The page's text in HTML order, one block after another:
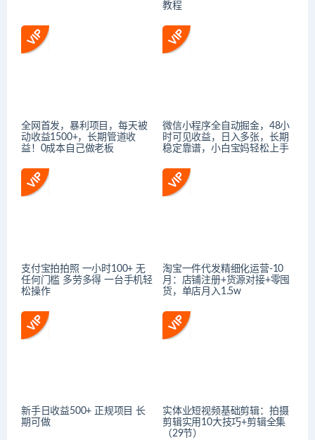
教程
全网首发，暴利项目，每天被
动收益1500+，长期管道收
益！0成本自己做老板
微信小程序全自动掘金，48小
时可见收益，日入多张，长期
稳定靠谱，小白宝妈轻松上手
支付宝拍拍照 一小时100+ 无
任何门槛 多劳多得 一台手机轻
松操作
淘宝一件代发精细化运营-10
月：店铺注册+货源对接+零囤
货，单店月入1.5w
新手日收益500+ 正规项目 长
期可做
实体业短视频基础剪辑：拍摄
剪辑实用10大技巧+剪辑全集
（29节）